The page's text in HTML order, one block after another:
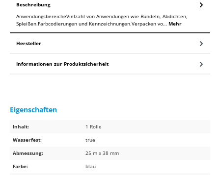
Beschreibung
AnwendungsbereicheVielzahl von Anwendungen wie Bündeln, Abdichten,
Spleißen.Farbcodierungen und Kennzeichnungen.Verpacken vo… Mehr
Hersteller
Informationen zur Produktsicherheit
Eigenschaften
Inhalt:
1 Rolle
Wasserfest:
true
Abmessung:
25 m x 38 mm
Farbe:
blau